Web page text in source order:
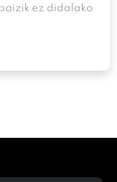
ez didalako